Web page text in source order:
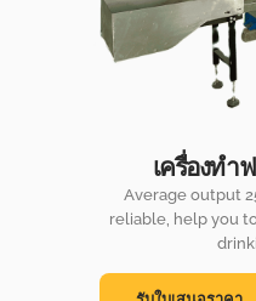
เครื่องทำ
Average output
reliable, help you